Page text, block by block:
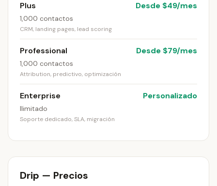
Plus Desde $49/mes
1,000 contactos
CRM, landing pages, lead scoring
Professional Desde $79/mes
1,000 contactos
Attribution, predictivo, optimización
Enterprise Personalizado
Ilimitado
Soporte dedicado, SLA, migración
Drip — Precios